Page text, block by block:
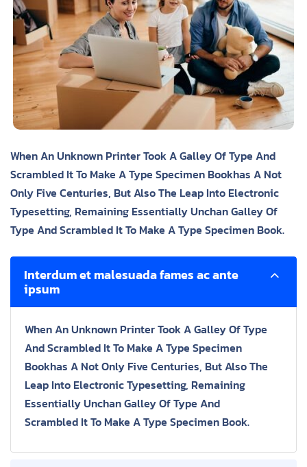
When An Unknown Printer Took A Galley Of Type And
Scrambled It To Make A Type Specimen Bookhas A Not
Only Five Centuries, But Also The Leap Into Electronic
Typesetting, Remaining Essentially Unchan Galley Of
Type And Scrambled It To Make A Type Specimen Book.
Interdum et malesuada fames ac ante
ipsum
When An Unknown Printer Took A Galley Of Type
And Scrambled It To Make A Type Specimen
Bookhas A Not Only Five Centuries, But Also The
Leap Into Electronic Typesetting, Remaining
Essentially Unchan Galley Of Type And
Scrambled It To Make A Type Specimen Book.